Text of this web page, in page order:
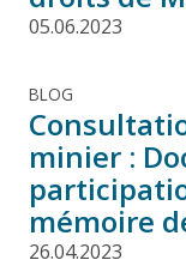
05.06.2023
BLOG
minier :
mémoire
26.04.2023